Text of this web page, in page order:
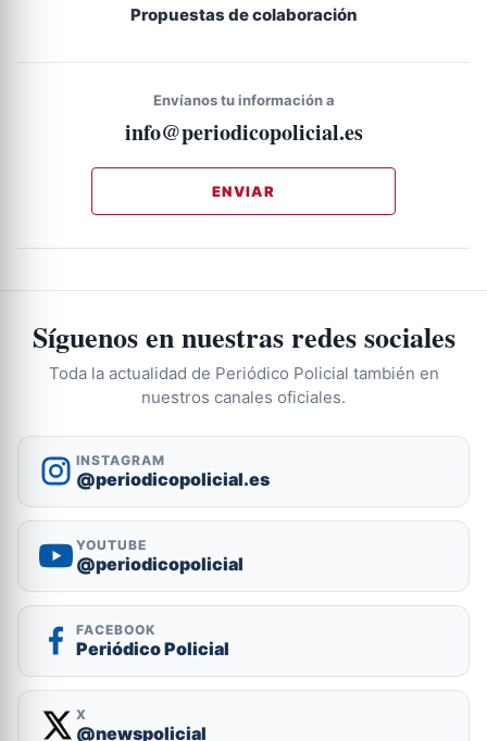
Propuestas de colaboración
Envíanos tu información a
info@periodicopolicial.es
ENVIAR
Síguenos en nuestras redes sociales
Toda la actualidad de Periódico Policial también en
nuestros canales oficiales.
INSTAGRAM
@periodicopolicial.es
YOUTUBE
@periodicopolicial
FACEBOOK
Periódico Policial
X
@newspolicial